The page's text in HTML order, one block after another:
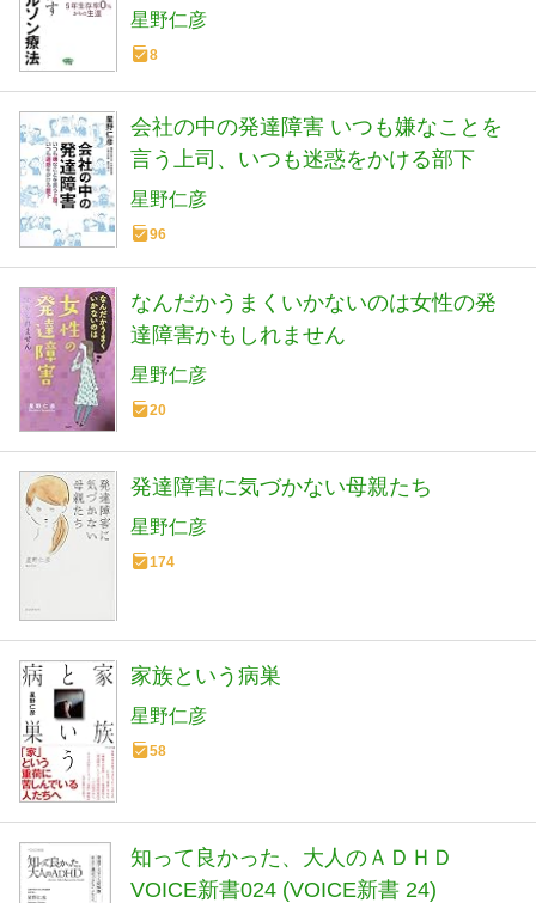
星野仁彦
8
会社の中の発達障害 いつも嫌なことを
言う上司、いつも迷惑をかける部下
星野仁彦
96
なんだかうまくいかないのは女性の発
達障害かもしれません
星野仁彦
20
発達障害に気づかない母親たち
星野仁彦
174
家族という病巣
星野仁彦
58
知って良かった、大人のＡＤＨＤ
VOICE新書024 (VOICE新書 24)